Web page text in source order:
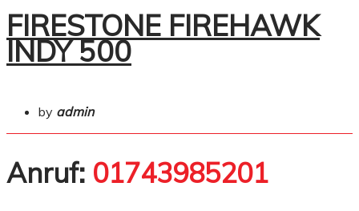
FIRESTONE FIREHAWK
INDY 500
by admin
Anruf: 01743985201